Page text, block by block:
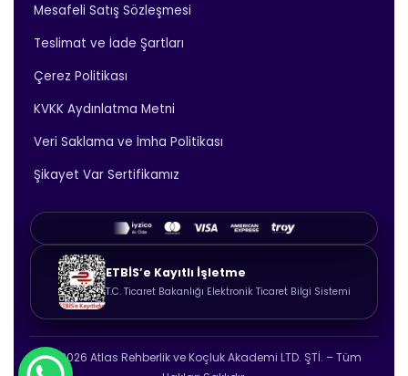
Mesafeli Satış Sözleşmesi
Teslimat ve İade Şartları
Çerez Politikası
KVKK Aydınlatma Metni
Veri Saklama ve İmha Politikası
Şikayet Var Sertifikamız
ETBİS’e Kayıtlı İşletme
T.C. Ticaret Bakanlığı Elektronik Ticaret Bilgi Sistemi
© 2026 Atlas Rehberlik ve Koçluk Akademi LTD. ŞTİ. – Tüm